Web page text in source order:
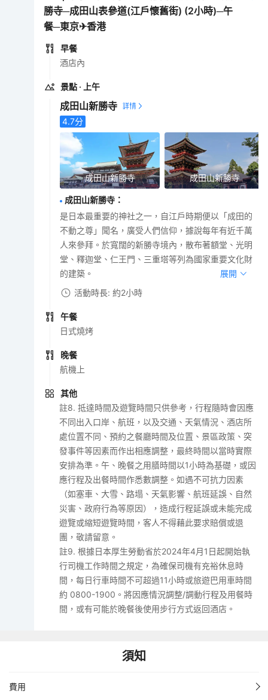
勝寺─成田山表參道(江戶懷舊街) (2小時)─午
餐─東京✈香港
早餐
酒店內
景點 · 上午
成田山新勝寺
4.7分
成田山新勝寺 成田山新勝寺
成田山新勝寺 ：
是日本最重要的神社之一，自江戶時期便以「成田的
不動之尊」聞名，廣受人們信仰，據說每年有近千萬
人來參拜。於寬闊的新勝寺境內，散布著額堂、光明
堂、釋迦堂、仁王門、三重塔等列為國家重要文化財
的建築。
展開
活動時長: 約2小時
午餐
日式燒烤
晚餐
航機上
其他
註8. 抵達時間及遊覽時間只供參考，行程隨時會因應
不同出入口岸、航班，以及交通、天氣情況、酒店所
處位置不同、預約之餐廳時間及位置、景區政策、突
發事件等因素而作出相應調整，最終時間以當時實際
安排為準。午、晚餐之用膳時間以1小時為基礎，或因
應行程及出餐時間作悉數調整。如遇不可抗力因素
（如塞車、大雪、路塌、天氣影響、航班延誤、自然
災害、政府行為等原因），造成行程延誤或未能完成
遊覽或縮短遊覽時間，客人不得藉此要求賠償或退
團，敬請留意。
註9. 根據日本厚生勞動省於2024年4月1日起開始執
行司機工作時間之規定，為確保司機有充裕休息時
間，每日行車時間不可超過11小時或旅遊巴用車時間
約 0800-1900。將因應情況調整/調動行程及用餐時
間，或有可能於晚餐後使用步行方式返回酒店。
須知
費用